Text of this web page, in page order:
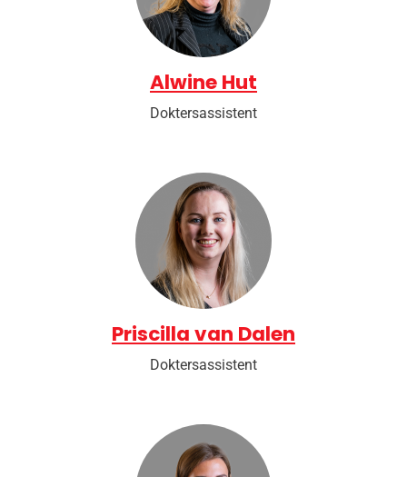
Alwine Hut
Doktersassistent
Priscilla van Dalen
Doktersassistent